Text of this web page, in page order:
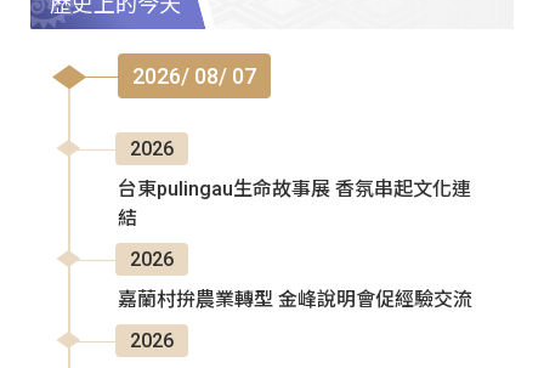
2026/ 08/ 07
2026
台東pulingau生命故事展 香氛串起文化連
結
2026
嘉蘭村拚農業轉型 金峰說明會促經驗交流
2026